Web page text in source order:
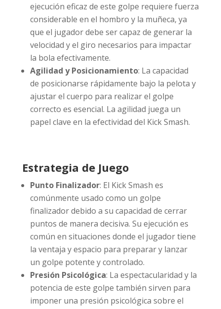
ejecución eficaz de este golpe requiere fuerza
considerable en el hombro y la muñeca, ya
que el jugador debe ser capaz de generar la
velocidad y el giro necesarios para impactar
la bola efectivamente.
Agilidad y Posicionamiento: La capacidad
de posicionarse rápidamente bajo la pelota y
ajustar el cuerpo para realizar el golpe
correcto es esencial. La agilidad juega un
papel clave en la efectividad del Kick Smash.
Estrategia de Juego
Punto Finalizador: El Kick Smash es
comúnmente usado como un golpe
finalizador debido a su capacidad de cerrar
puntos de manera decisiva. Su ejecución es
común en situaciones donde el jugador tiene
la ventaja y espacio para preparar y lanzar
un golpe potente y controlado.
Presión Psicológica: La espectacularidad y la
potencia de este golpe también sirven para
imponer una presión psicológica sobre el